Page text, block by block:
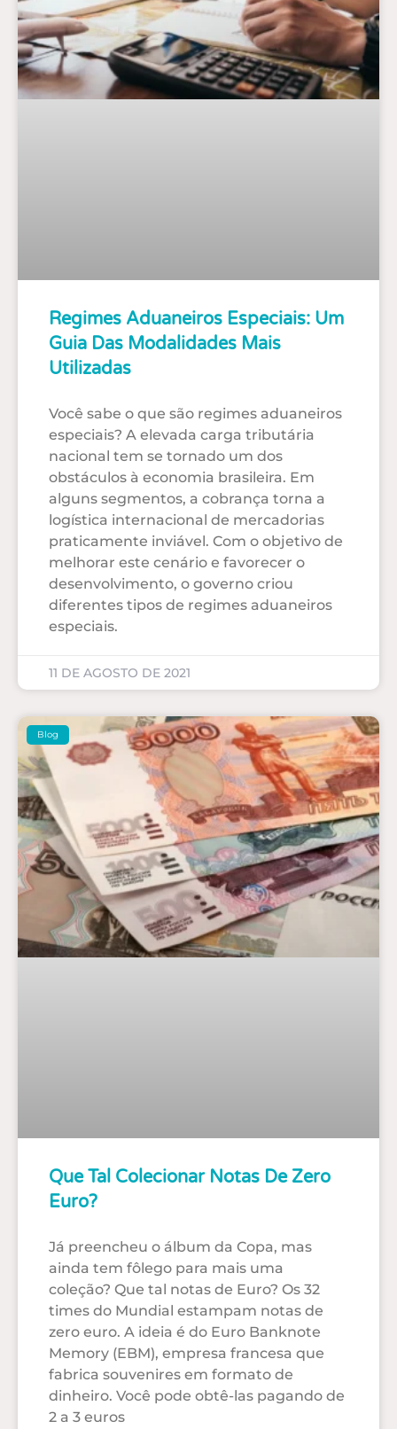
Regimes Aduaneiros Especiais: Um
Guia Das Modalidades Mais
Utilizadas
Você sabe o que são regimes aduaneiros
especiais? A elevada carga tributária
nacional tem se tornado um dos
obstáculos à economia brasileira. Em
alguns segmentos, a cobrança torna a
logística internacional de mercadorias
praticamente inviável. Com o objetivo de
melhorar este cenário e favorecer o
desenvolvimento, o governo criou
diferentes tipos de regimes aduaneiros
especiais.
11 DE AGOSTO DE 2021
Blog
Que Tal Colecionar Notas De Zero
Euro?
Já preencheu o álbum da Copa, mas
ainda tem fôlego para mais uma
coleção? Que tal notas de Euro? Os 32
times do Mundial estampam notas de
zero euro. A ideia é do Euro Banknote
Memory (EBM), empresa francesa que
fabrica souvenires em formato de
dinheiro. Você pode obtê-las pagando de
2 a 3 euros